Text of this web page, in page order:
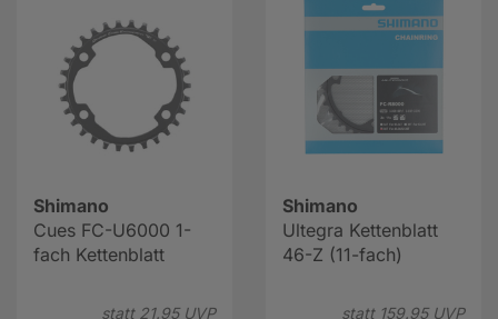
Shimano
Cues FC-U6000 1-
fach Kettenblatt
statt 21.95UVP
Shimano
Ultegra Kettenblatt
46-Z (11-fach)
statt 159.95UVP